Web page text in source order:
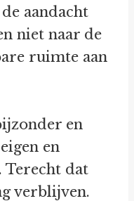
aandacht
niet naar de
ruimte aan
en
en
Terecht dat
verblijven.